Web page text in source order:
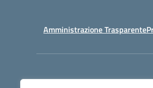
Amministrazione Trasparente